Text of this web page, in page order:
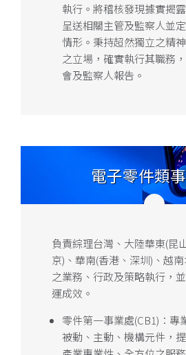
執行。將稽核發現據實揭
呈送相關主管及監察人並
情形。秉持超然獨立之精
之立場，確實執行其職務
會及監察人報告。
電子零件類
負責綜理台灣、大陸華東(昆
京)、華南(香港、深圳)、越
之業務、行政及策略執行，
運成效。
零件第一事業處(CB1)：專
被動、主動、機構元件，